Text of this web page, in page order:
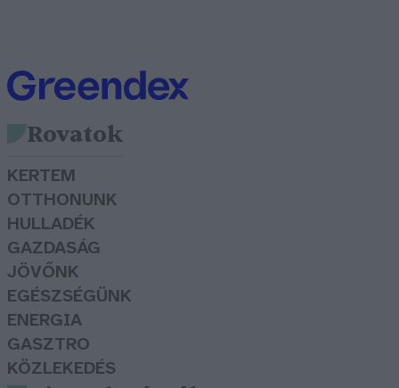
Rovatok
KERTEM
OTTHONUNK
HULLADÉK
GAZDASÁG
JÖVŐNK
EGÉSZSÉGÜNK
ENERGIA
GASZTRO
KÖZLEKEDÉS